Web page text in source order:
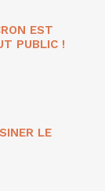
EST
PUBLIC !
LE